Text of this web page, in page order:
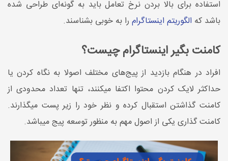
استفاده برای بالا بردن نرخ تعامل باید به گونه‌ای طراحی شده
باشد که الگوریتم اینستاگرام را به خوبی بشناسند.
کامنت بگیر اینستاگرام چیست؟
افراد در هنگام بازدید از پیج‌های مختلف اصولا به نگاه کردن یا
حداکثر لایک کردن محتوا اکتفا میکنند، تنها تعداد محدودی از
کامنت گذاشتن استقبال کرده و نظر خود را زیر پست میگذارند.
کامنت گذاری یکی از اصول مهم به منظور توسعه پیج میباشد.